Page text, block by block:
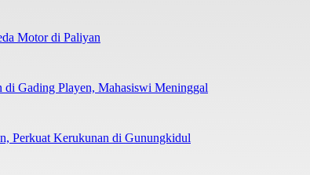
Motor di Paliyan
Gading Playen, Mahasiswi Meninggal
Perkuat Kerukunan di Gunungkidul